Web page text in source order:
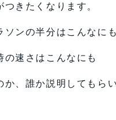
つきたくなります。
ソンの半分はこんなにも
の速さはこんなにも
か、誰か説明してもら